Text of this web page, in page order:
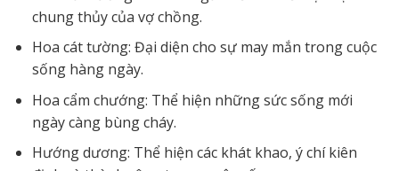
chung thủy của vợ chồng.
Hoa cát tường: Đại diện cho sự may mắn trong cuộc
sống hàng ngày.
Hoa cẩm chướng: Thể hiện những sức sống mới
ngày càng bùng cháy.
Hướng dương: Thể hiện các khát khao, ý chí kiên